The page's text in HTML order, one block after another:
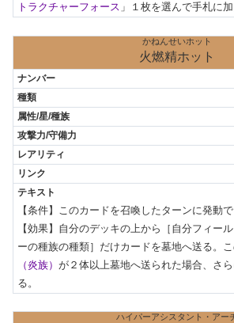
トラクチャーフォース 」１枚を選んで手札に
かねんせいホット
火燃精ホット
【条件】このカードを召喚したターンに発動で
【効果】自分のデッキの上から［自分フィー
ーの種族の種類］だけカードを墓地へ送る。
（炎族） が２体以上墓地へ送られた場合、さ
る。
ハイパーアシスタント・アー